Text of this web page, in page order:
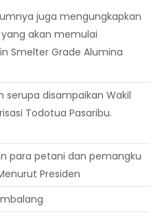
juga mengungkapkan
akan memulai
Smelter Grade Alumina
serupa disampaikan Wakil
Todotua Pasaribu.
para petani dan pemangku
Presiden